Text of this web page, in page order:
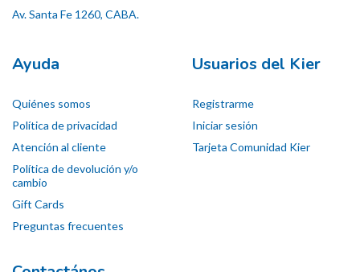
Av. Santa Fe 1260, CABA.
Ayuda
Quiénes somos
Política de privacidad
Atención al cliente
Política de devolución y/o
cambio
Gift Cards
Preguntas frecuentes
Usuarios del Kier
Registrarme
Iniciar sesión
Tarjeta Comunidad Kier